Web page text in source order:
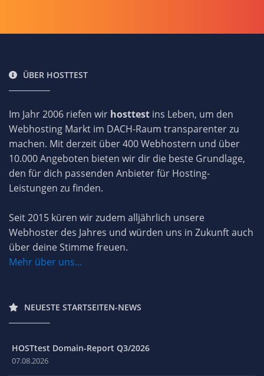
ÜBER HOSTTEST
Im Jahr 2006 riefen wir hosttest ins Leben, um den
Webhosting Markt im DACH-Raum transparenter zu
machen. Mit derzeit über 400 Webhostern und über
10.000 Angeboten bieten wir dir die beste Grundlage,
den für dich passenden Anbieter für Hosting-
Leistungen zu finden.
Seit 2015 küren wir zudem alljährlich unsere
Webhoster des Jahres und würden uns in Zukunft auch
über deine Stimme freuen.
Mehr über uns...
NEUESTE STARTSEITEN-NEWS
HOSTtest Domain-Report Q3/2026
07.08.2026